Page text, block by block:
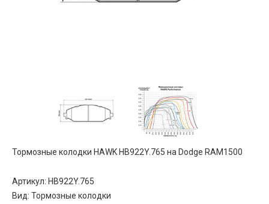
Тормозные колодки HAWK HB922Y.765 на Dodge RAM1500
Артикул: HB922Y.765
Вид: Тормозные колодки